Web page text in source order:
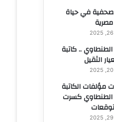
في حياة
.. كاتبة
الثقيل
مؤلفات الكاتبة
الطنطاوي كسرت